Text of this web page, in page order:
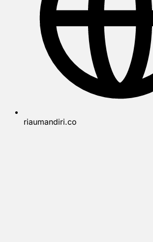
riaumandiri.co